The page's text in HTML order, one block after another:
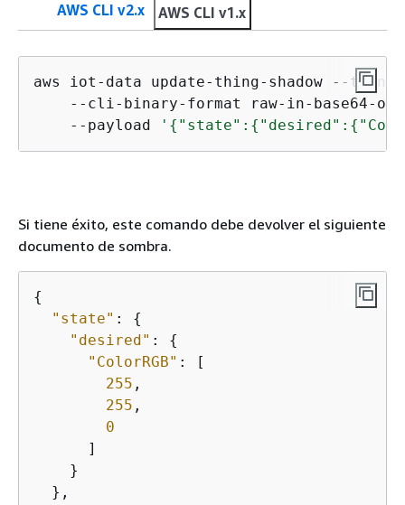
AWS CLI v2.x AWS CLI v1.x
aws iot-data update-thing-shadow --thing-
--cli-binary-format raw-in-base64-
    --payload
' { "state": { "desired": {
Si tiene éxito, este comando debe devolver el siguiente
documento de sombra.
{
"state" : {
"desired" : {
"ColorRGB" : [
255 ,
255 ,
0
      ]
    }
  },